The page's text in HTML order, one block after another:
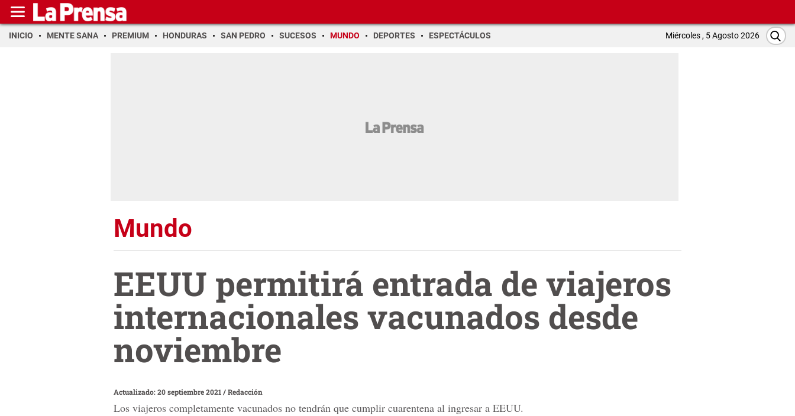
INICIO MENTE SANA PREMIUM HONDURAS SAN PEDRO SUCESOS MUNDO DEPORTES ESPECTÁCULOS Miércoles , 5 Agosto 2026
Mundo
EEUU permitirá entrada de viajeros
internacionales vacunados desde
noviembre
Actualizado: 20 septiembre 2021 /Redacción
Los viajeros completamente vacunados no tendrán que cumplir cuarentena al ingresar a EEUU.